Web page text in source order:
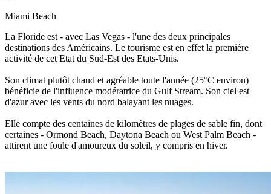
Miami Beach
La Floride est - avec Las Vegas - l'une des deux principales
destinations des Américains. Le tourisme est en effet la première
activité de cet Etat du Sud-Est des Etats-Unis.
Son climat plutôt chaud et agréable toute l'année (25°C environ)
bénéficie de l'influence modératrice du Gulf Stream. Son ciel est
d'azur avec les vents du nord balayant les nuages.
Elle compte des centaines de kilomètres de plages de sable fin, dont
certaines - Ormond Beach, Daytona Beach ou West Palm Beach -
attirent une foule d'amoureux du soleil, y compris en hiver.